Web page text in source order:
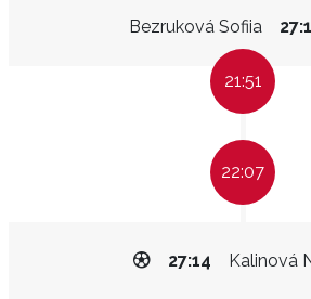
Bezruková Sofiia
21:51
22:07
Kalinová
27:14